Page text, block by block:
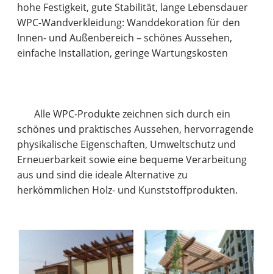
hohe Festigkeit, gute Stabilität, lange Lebensdauer
WPC-Wandverkleidung: Wanddekoration für den
Innen- und Außenbereich – schönes Aussehen,
einfache Installation, geringe Wartungskosten
Alle WPC-Produkte zeichnen sich durch ein
schönes und praktisches Aussehen, hervorragende
physikalische Eigenschaften, Umweltschutz und
Erneuerbarkeit sowie eine bequeme Verarbeitung
aus und sind die ideale Alternative zu
herkömmlichen Holz- und Kunststoffprodukten.